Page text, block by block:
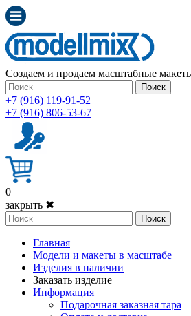
Создаем и продаем масштабные
Поиск
+7 (916) 119-91-52
+7 (916) 806-53-67
0
закрыть ✖
Поиск
Главная
Модели и макеты в масштабе
Изделия в наличии
Заказать изделие
Информация
Подарочная заказная тара